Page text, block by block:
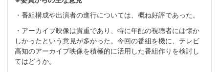
・番組構成や出演者の進行については、概ね好評であった。
・アーカイブ映像は貴重であり、特に年配の視聴者には懐か
しかったという意見が多かった。今回の番組を機に、テレビ
高知のアーカイブ映像を積極的に活用した番組作りを検討し
てはどうか。